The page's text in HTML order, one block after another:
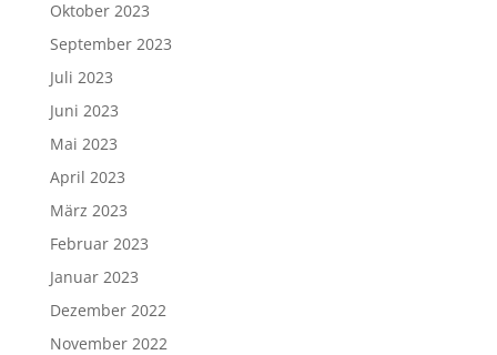
Oktober 2023
September 2023
Juli 2023
Juni 2023
Mai 2023
April 2023
März 2023
Februar 2023
Januar 2023
Dezember 2022
November 2022